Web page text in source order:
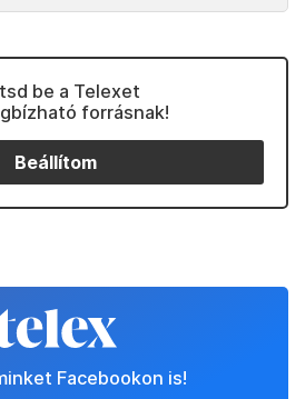
be a Telexet
forrásnak!
Beállítom
Facebookon is!